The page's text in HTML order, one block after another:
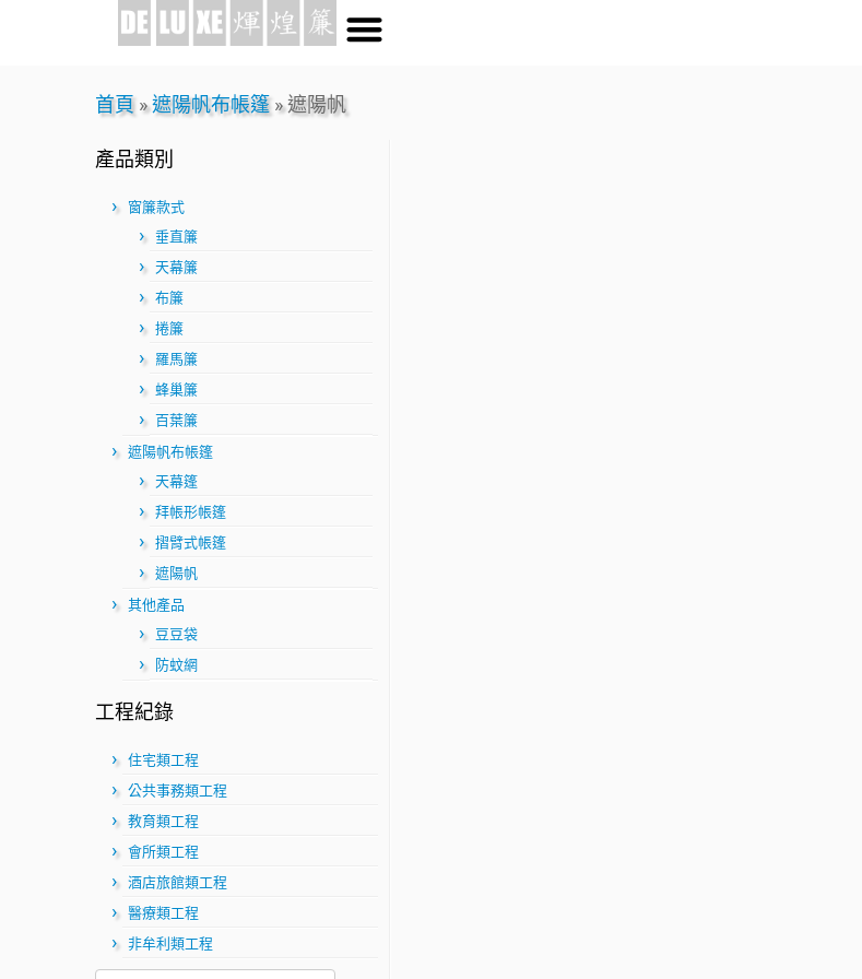
首頁 »遮陽帆布帳篷 »遮陽帆
產品類別
窗簾款式
垂直簾
天幕簾
布簾
捲簾
羅馬簾
蜂巢簾
百葉簾
遮陽帆布帳篷
天幕篷
拜帳形帳篷
摺臂式帳篷
遮陽帆
其他產品
豆豆袋
防蚊網
工程紀錄
住宅類工程
公共事務類工程
教育類工程
會所類工程
酒店旅館類工程
醫療類工程
非牟利類工程